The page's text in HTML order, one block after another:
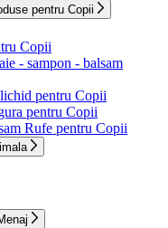
pentru Copii
Copii
- sampon - balsam
pentru Copii
pentru Copii
Rufe pentru Copii